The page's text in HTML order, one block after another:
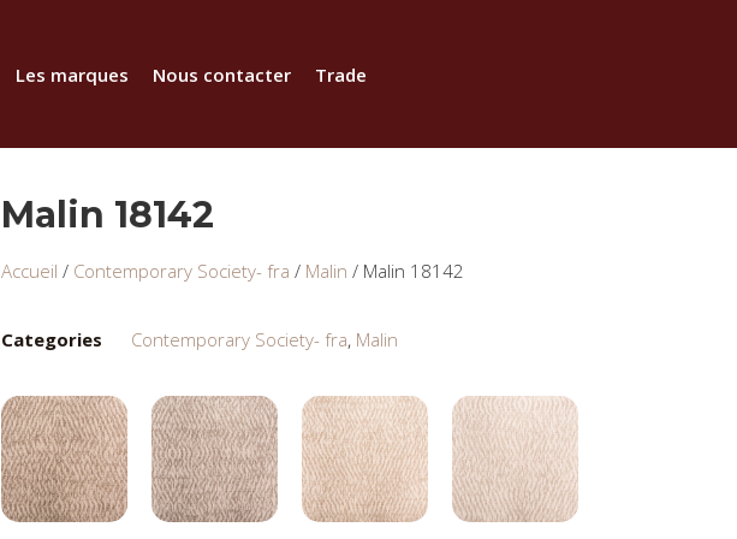
Les marques Nous contacter Trade
Malin 18142
Accueil / Contemporary Society- fra / Malin / Malin 18142
Categories Contemporary Society- fra, Malin